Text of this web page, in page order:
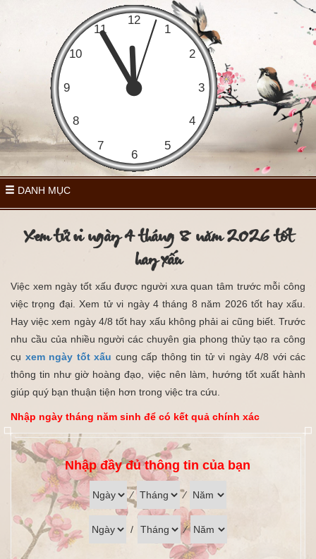
DANH MỤC
Xem tử vi ngày 4 tháng 8 năm 2026 tốt
hay xấu
Việc xem ngày tốt xấu được người xưa quan tâm trước mỗi công
việc trọng đại. Xem tử vi ngày 4 tháng 8 năm 2026 tốt hay xấu.
Hay việc xem ngày 4/8 tốt hay xấu không phải ai cũng biết. Trước
nhu cầu của nhiều người các chuyên gia phong thủy tạo ra công
cụ xem ngày tốt xấu cung cấp thông tin tử vi ngày 4/8 với các
thông tin như giờ hoàng đạo, việc nên làm, hướng tốt xuất hành
giúp quý bạn thuận tiện hơn trong việc tra cứu.
Nhập ngày tháng năm sinh để có kết quả chính xác
Nhập đầy đủ thông tin của bạn
⁄ ⁄
/ ⁄